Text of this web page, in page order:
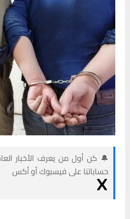
🔔 كن أول من يعرف الأخبار
حساباتنا على فيسبوك أو أكس